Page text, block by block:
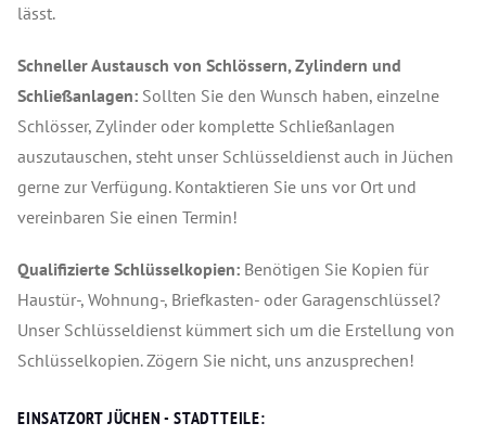
lässt.
Schneller Austausch von Schlössern, Zylindern und
Schließanlagen: Sollten Sie den Wunsch haben, einzelne
Schlösser, Zylinder oder komplette Schließanlagen
auszutauschen, steht unser Schlüsseldienst auch in Jüchen
gerne zur Verfügung. Kontaktieren Sie uns vor Ort und
vereinbaren Sie einen Termin!
Qualifizierte Schlüsselkopien: Benötigen Sie Kopien für
Haustür-, Wohnung-, Briefkasten- oder Garagenschlüssel?
Unser Schlüsseldienst kümmert sich um die Erstellung von
Schlüsselkopien. Zögern Sie nicht, uns anzusprechen!
EINSATZORT JÜCHEN - STADTTEILE: